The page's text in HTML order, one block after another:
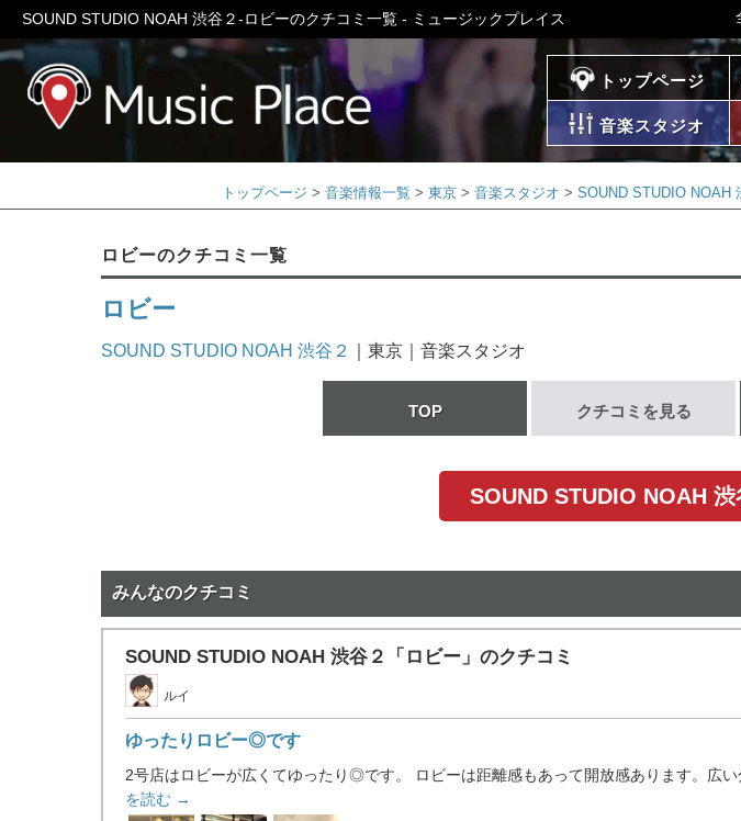
SOUND STUDIO NOAH 渋谷２-ロビーのクチコミ一覧 - ミュージックプレイス
ミュージックプレイス トップページ
音楽スタジオ
トップページ 音楽情報一覧 東京 音楽スタジオ SOUND STUDIO NOAH
ロビーのクチコミ一覧
ロビー
SOUND STUDIO NOAH 渋谷２ ｜東京｜音楽スタジオ
TOP クチコミを見る
SOUND STUDIO NOAH
みんなのクチコミ
SOUND STUDIO NOAH 渋谷２「ロビー」のクチコミ
ルイ
ゆったりロビー◎です
2号店はロビーが広くてゆったり◎です。 ロビーは距離感もあって開放感あります。広
を読む →